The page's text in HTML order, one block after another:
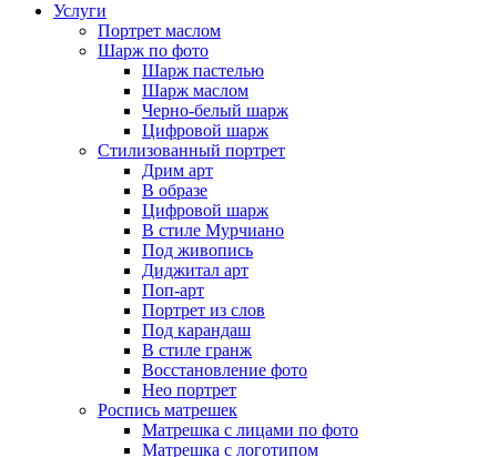
Услуги
Портрет маслом
Шарж по фото
Шарж пастелью
Шарж маслом
Черно-белый шарж
Цифровой шарж
Стилизованный портрет
Дрим арт
В образе
Цифровой шарж
В стиле Мурчиано
Под живопись
Диджитал арт
Поп-арт
Портрет из слов
Под карандаш
В стиле гранж
Восстановление фото
Нео портрет
Роспись матрешек
Матрешка с лицами по фото
Матрешка с логотипом